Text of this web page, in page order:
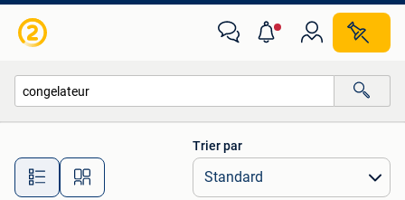
Toutes les distances…
Trier par